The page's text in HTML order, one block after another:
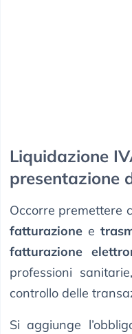
Liquidazione
presentazione
Occorre premettere
fatturazione e
fatturazione
professioni
controllo delle
Si aggiunge